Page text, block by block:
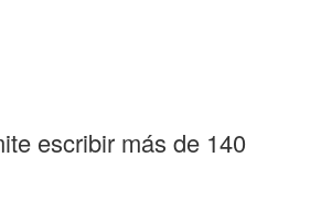
escribir más de 140